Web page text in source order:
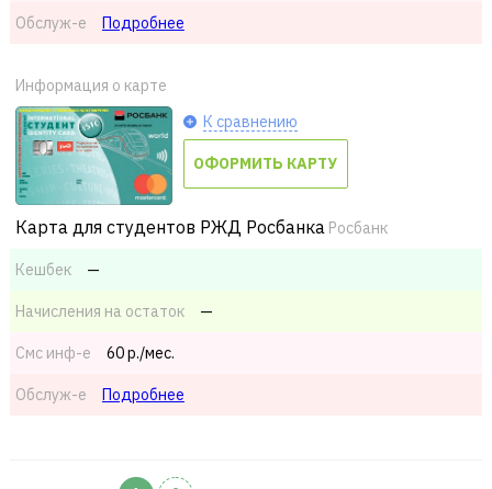
Обслуж-е Подробнее
Информация о карте
К сравнению
ОФОРМИТЬ КАРТУ
Карта для студентов РЖД Росбанка Росбанк
Кешбек —
Начисления на остаток —
Смс инф-е 60 р./мес.
Обслуж-е Подробнее